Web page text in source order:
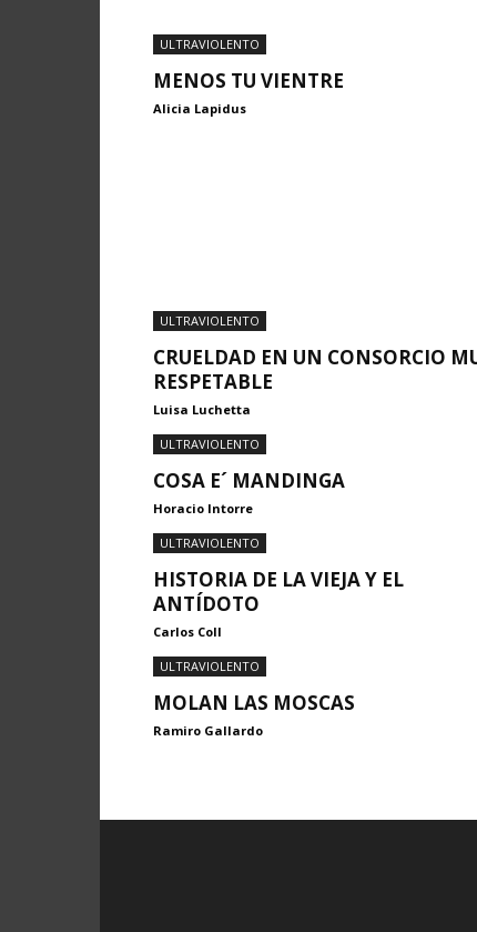
ULTRAVIOLENTO
MENOS TU VIENTRE
Alicia Lapidus
ULTRAVIOLENTO
CRUELDAD EN UN CONSORCIO
RESPETABLE
Luisa Luchetta
ULTRAVIOLENTO
COSA E´ MANDINGA
Horacio Intorre
ULTRAVIOLENTO
HISTORIA DE LA VIEJA Y EL
ANTÍDOTO
Carlos Coll
ULTRAVIOLENTO
MOLAN LAS MOSCAS
Ramiro Gallardo